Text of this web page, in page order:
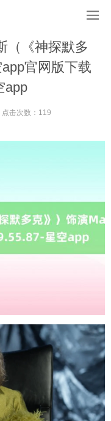
（《神探默多
官网版下载
app
击次数：119